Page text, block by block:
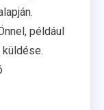
például